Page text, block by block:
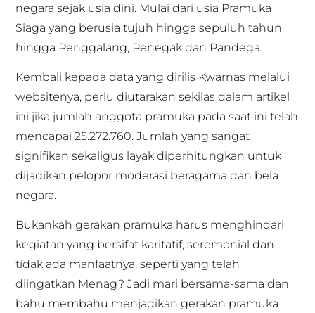
negara sejak usia dini. Mulai dari usia Pramuka
Siaga yang berusia tujuh hingga sepuluh tahun
hingga Penggalang, Penegak dan Pandega.
Kembali kepada data yang dirilis Kwarnas melalui
websitenya, perlu diutarakan sekilas dalam artikel
ini jika jumlah anggota pramuka pada saat ini telah
mencapai 25.272.760. Jumlah yang sangat
signifikan sekaligus layak diperhitungkan untuk
dijadikan pelopor moderasi beragama dan bela
negara.
Bukankah gerakan pramuka harus menghindari
kegiatan yang bersifat karitatif, seremonial dan
tidak ada manfaatnya, seperti yang telah
diingatkan Menag? Jadi mari bersama-sama dan
bahu membahu menjadikan gerakan pramuka